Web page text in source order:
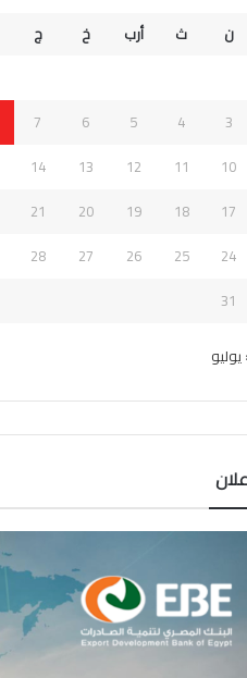
ن
ث أرب خ ج
3
4
5
6
7
10
11
12
13
14
17
18
19
20
21
24
25
26
27
28
31